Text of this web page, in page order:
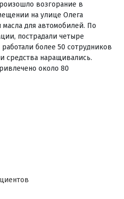
возгорание в
на улице Олега
для автомобилей. По
пострадали четыре
более 50 сотрудников
средства наращивались.
около 80